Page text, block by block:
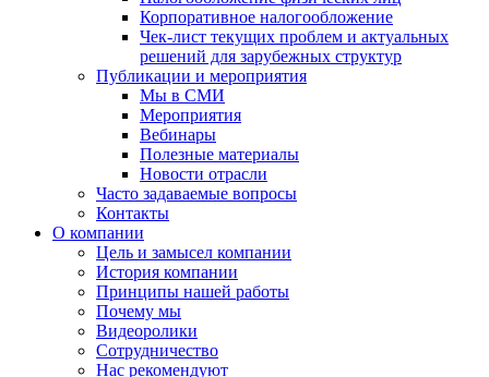
Корпоративное налогообложение
Чек-лист текущих проблем и актуальных
решений для зарубежных структур
Публикации и мероприятия
Мы в СМИ
Мероприятия
Вебинары
Полезные материалы
Новости отрасли
Часто задаваемые вопросы
Контакты
О компании
Цель и замысел компании
История компании
Принципы нашей работы
Почему мы
Видеоролики
Сотрудничество
Нас рекомендуют